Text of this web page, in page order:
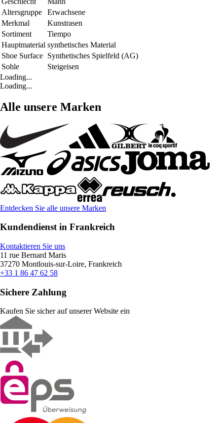
Altersgruppe
Erwachsene
Merkmal
Kunstrasen
Sortiment
Tiempo
Hauptmaterial synthetisches Material
Shoe Surface Synthetisches Spielfeld (AG)
Sohle
Steigeisen
Loading...
Loading...
Alle unsere Marken
Entdecken Sie alle unsere Marken
Kundendienst in Frankreich
Kontaktieren Sie uns
11 rue Bernard Maris
37270 Montlouis-sur-Loire, Frankreich
+33 1 86 47 62 58
Sichere Zahlung
Kaufen Sie sicher auf unserer Website ein